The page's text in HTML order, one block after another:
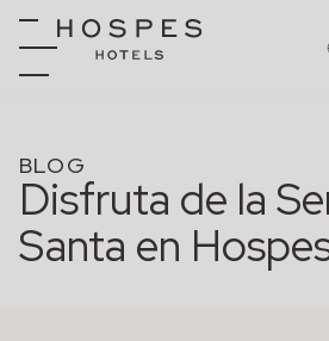
BLOG
Disfruta de la
Santa en